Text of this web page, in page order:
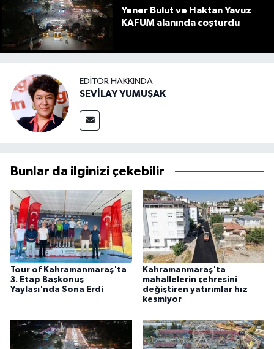
Yener Bulut ve Haktan Yavuz
KAFUM alanında coşturdu
EDITÖR HAKKINDA
SEVİLAY YUMUŞAK
Bunlar da ilginizi çekebilir
Tour of Kahramanmaraş'ta
3. Etap Başkonuş
Yaylası'nda Sona Erdi
Kahramanmaraş'ta
mahallelerin çehresini
değiştiren yatırımlar hız
kesmiyor